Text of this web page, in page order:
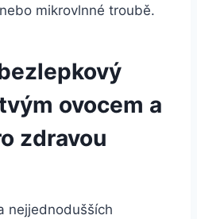
mikrovlnné troubě.
ovocem a
zdravou
nejjednodušších